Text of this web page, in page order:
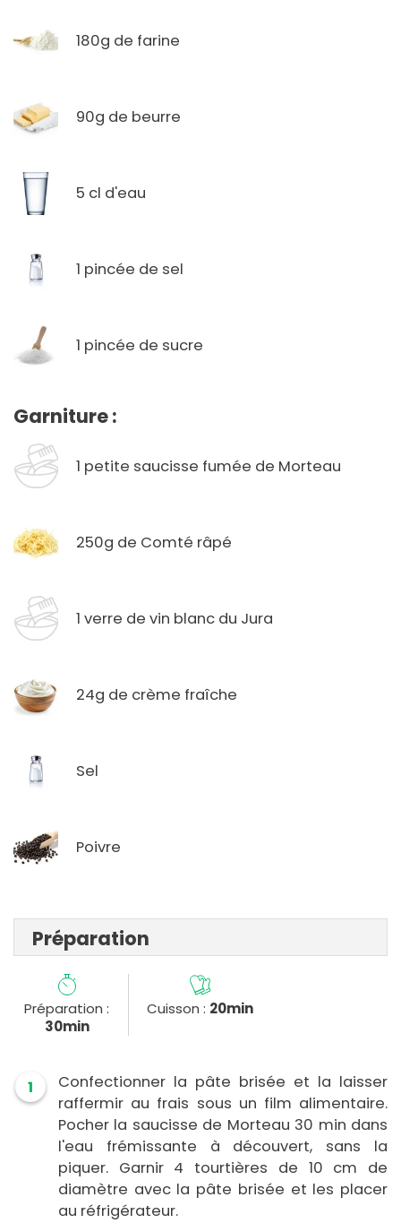
180g de farine
90g de beurre
5 cl d'eau
1 pincée de sel
1 pincée de sucre
Garniture :
1 petite saucisse fumée de Morteau
250g de Comté râpé
1 verre de vin blanc du Jura
24g de crème fraîche
Sel
Poivre
Préparation
Préparation :
30min
Cuisson : 20min
1
Confectionner la pâte brisée et la laisser
raffermir au frais sous un film alimentaire.
Pocher la saucisse de Morteau 30 min dans
l'eau frémissante à découvert, sans la
piquer. Garnir 4 tourtières de 10 cm de
diamètre avec la pâte brisée et les placer
au réfrigérateur.